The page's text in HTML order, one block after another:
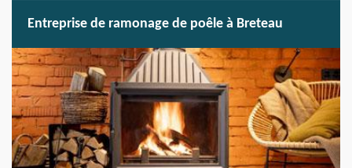
Entreprise de ramonage de poêle à Breteau